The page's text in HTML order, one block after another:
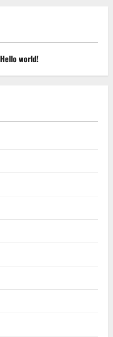
Hello world!